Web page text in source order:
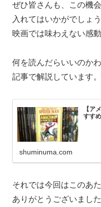
ぜひ皆さんも、この機
入れてはいかがでしょ
映画では味わえない感
何を読んだらいいのか
記事で解説しています。
【ア
すす
shuminuma.com
それでは今回はこのあた
ありがとうございました